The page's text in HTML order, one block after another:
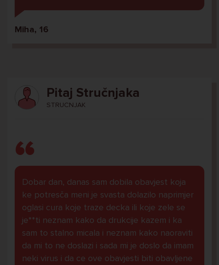
Miha, 16
Pitaj Stručnjaka
STRUCNJAK
Dobar dan, danas sam dobila obavjest koja
ke potresča meni je svasta dolazilo naprimjer
oglasi cura koje traze decka ili koje zele se
je**ti neznam kako da drukcije kazem i ka
sam to stalno micala i neznam kako naoraviti
da mi to ne doslazi i sada mi je doslo da imam
neki virus i da ce ove obavjesti biti obavljene